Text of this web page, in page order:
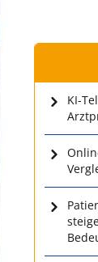
KI-